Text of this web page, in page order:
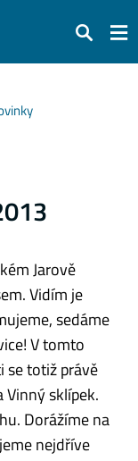
Hledat
Jarově
Vidím je
sedáme
V tomto
se totiž právě
Vinný sklípek.
Dorážíme na
nejdříve